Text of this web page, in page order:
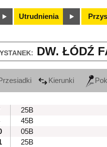
Utrudnienia
DW. ŁÓDŹ
Kierunki
25B
45B
05B
25B